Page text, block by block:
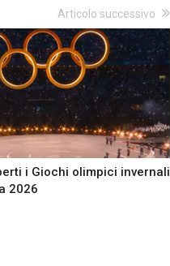
Articolo successivo
i Giochi olimpici invernali
2026